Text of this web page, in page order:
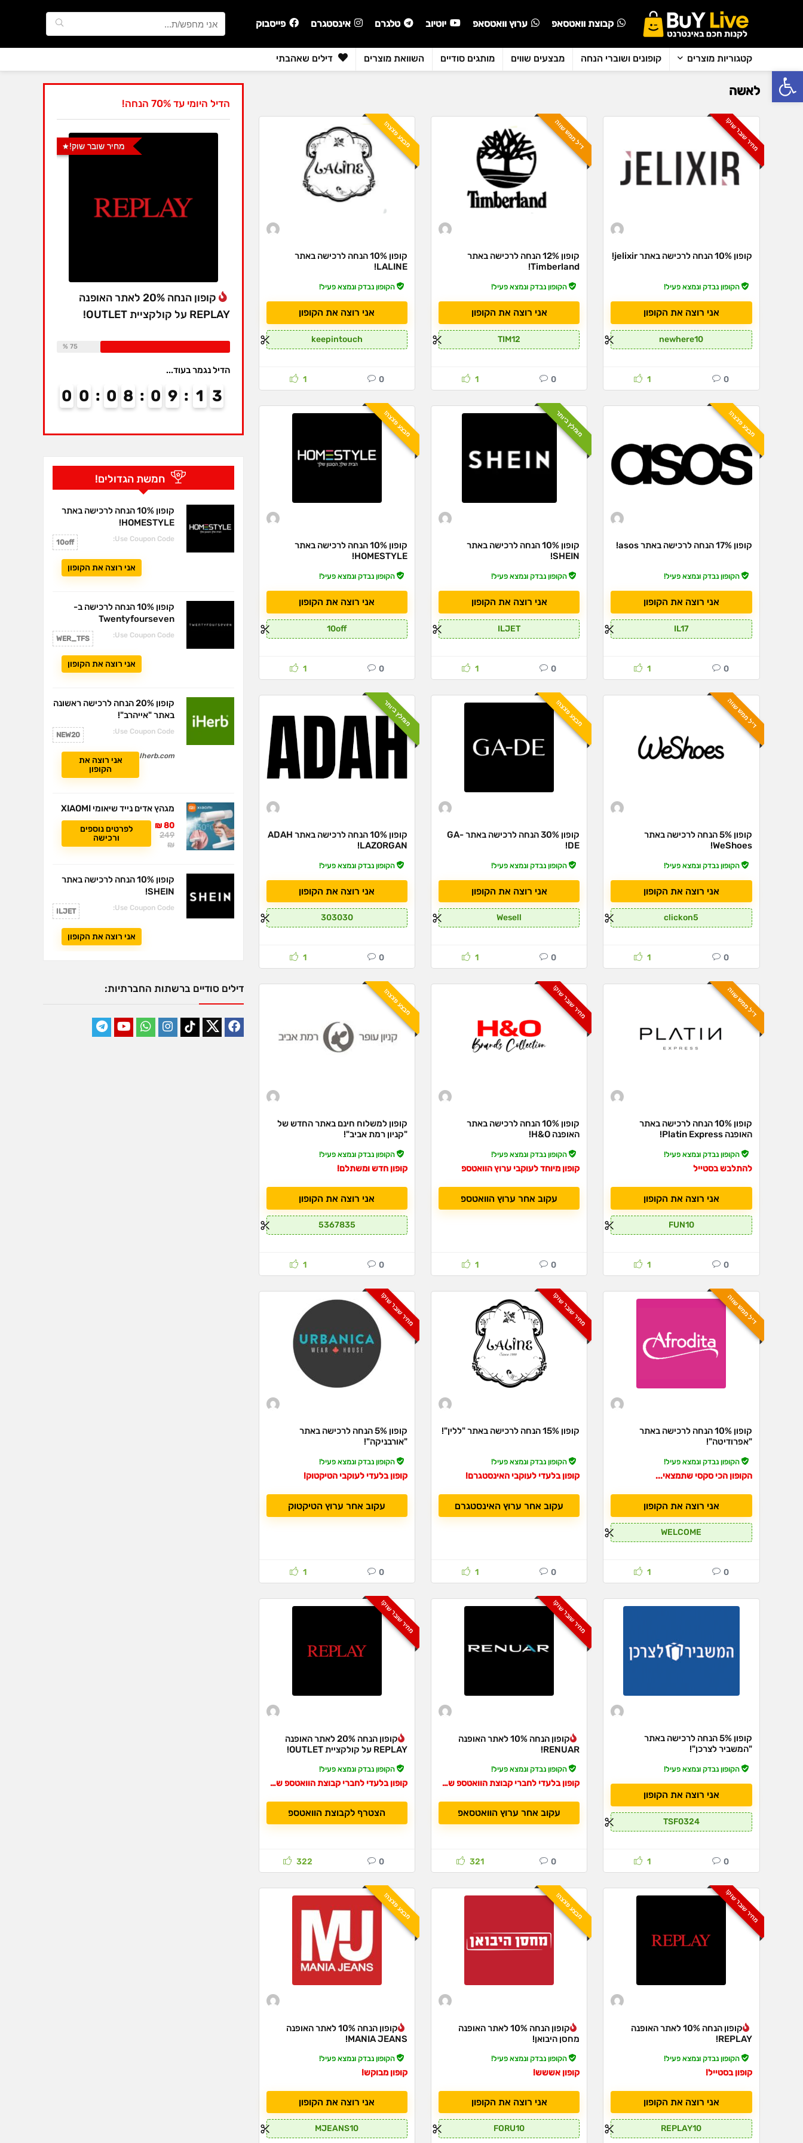
פתח סרגל נגישות
פייסבוק אינסטגרם טלגרם יוטיוב ערוץ וואטסאפ קבוצת וואטסאפ
קטגוריות מוצרים קופונים ושוברי הנחה מבצעים שווים מותגים סודיים השוואת מוצרים דילים שאהבתי
לאשה
מחיר שובר שוק!
קופון 10% הנחה לרכישה באתר jelixir!
הקופון נבדק ונמצא פעיל!
אני רוצה את הקופון
newhere10
1 0
דיל ממש שווה
קופון 12% הנחה לרכישה באתר
Timberland!
הקופון נבדק ונמצא פעיל!
אני רוצה את הקופון
TIM12
1 0
מבצע פצצה!
קופון 10% הנחה לרכישה באתר
LALINE!
הקופון נבדק ונמצא פעיל!
אני רוצה את הקופון
keepintouch
1 0
מבצע פצצה!
קופון 17% הנחה לרכישה באתר asos!
הקופון נבדק ונמצא פעיל!
אני רוצה את הקופון
IL17
1 0
מומלץ ביותר
קופון 10% הנחה לרכישה באתר
SHEIN!
הקופון נבדק ונמצא פעיל!
אני רוצה את הקופון
ILJET
1 0
מבצע פצצה!
קופון 10% הנחה לרכישה באתר
HOMESTYLE!
הקופון נבדק ונמצא פעיל!
אני רוצה את הקופון
10off
1 0
דיל ממש שווה
קופון 5% הנחה לרכישה באתר
WeShoes!
הקופון נבדק ונמצא פעיל!
אני רוצה את הקופון
clickon5
1 0
מבצע פצצה!
קופון 30% הנחה לרכישה באתר GA-
DE!
הקופון נבדק ונמצא פעיל!
אני רוצה את הקופון
Wesell
1 0
מומלץ ביותר
קופון 10% הנחה לרכישה באתר ADAH
LAZORGAN!
הקופון נבדק ונמצא פעיל!
אני רוצה את הקופון
303030
1 0
דיל ממש שווה
קופון 10% הנחה לרכישה באתר
האופנה Platin Express!
הקופון נבדק ונמצא פעיל!
להתלבש בסטייל
אני רוצה את הקופון
FUN10
1 0
מחיר שובר שוק!
קופון 10% הנחה לרכישה באתר
האופנה H&O!
הקופון נבדק ונמצא פעיל!
קופון מיוחד לעוקבי ערוץ הוואטספ
עקוב אחר ערוץ הוואטספ
1 0
מבצע פצצה!
קופון למשלוח חינם באתר החדש של
"קניון רמת אביב"!
הקופון נבדק ונמצא פעיל!
קופון חדש ומשתלם!
אני רוצה את הקופון
5367835
1 0
דיל ממש שווה
קופון 10% הנחה לרכישה באתר
"אפרודיטה"!
הקופון נבדק ונמצא פעיל!
הקופון הכי סקסי שתמצאי...
אני רוצה את הקופון
WELCOME
1 0
מחיר שובר שוק!
קופון 15% הנחה לרכישה באתר "ללין"!
הקופון נבדק ונמצא פעיל!
קופון בלעדי לעוקבי האינסטגרם!
עקוב אחר ערוץ האינסטגרם
1 0
מחיר שובר שוק!
קופון 5% הנחה לרכישה באתר
"אורבניקה"!
הקופון נבדק ונמצא פעיל!
קופון בלעדי לעוקבי הטיקטוק!
עקוב אחר ערוץ הטיקטוק
1 0
קופון 5% הנחה לרכישה באתר
"המשביר לצרכן"!
הקופון נבדק ונמצא פעיל!
אני רוצה את הקופון
TSF0324
1 0
מחיר שובר שוק!
קופון הנחה 10% לאתר האופנה
RENUAR!
הקופון נבדק ונמצא פעיל!
קופון בלעדי לחברי קבוצת הוואטספ שלנו!
עקוב אחר ערוץ הוואטסאפ
321 0
מחיר שובר שוק!
קופון הנחה 20% לאתר האופנה
REPLAY על קולקציית OUTLET!
הקופון נבדק ונמצא פעיל!
קופון בלעדי לחברי קבוצת הוואטספ שלנו!
הצטרף לקבוצת הוואטספ
322 0
מחיר שובר שוק!
קופון הנחה 10% לאתר האופנה
REPLAY!
הקופון נבדק ונמצא פעיל!
קופון בסטייל!
אני רוצה את הקופון
REPLAY10
מבצע פצצה!
קופון הנחה 10% לאתר האופנה
מחסן היבואן!
הקופון נבדק ונמצא פעיל!
קופון אששש!
אני רוצה את הקופון
FORU10
מבצע פצצה!
קופון הנחה 10% לאתר האופנה
MANIA JEANS!
הקופון נבדק ונמצא פעיל!
קופון מבוקש!
אני רוצה את הקופון
MJEANS10
הדיל היומי עד 70% הנחה!
מחיר שובר שוק!
קופון הנחה 20% לאתר האופנה
REPLAY על קולקציית OUTLET!
Available:
75 %
הדיל נגמר בעוד...
0 0 0 8 0 9 1 2
3
חמשת הגדולים!
קופון 10% הנחה לרכישה באתר
HOMESTYLE!
Use Coupon Code:
10off
אני רוצה את הקופון
קופון 10% הנחה לרכישה ב-
Twentyfourseven
Use Coupon Code:
WER_TFS
אני רוצה את הקופון
קופון 20% הנחה לרכישה ראשונה
באתר "אייהרב"!
Use Coupon Code:
NEW20
Iherb.com
אני רוצה את
הקופון
מגהץ אדים נייד שיאומי XIAOMI
80 ₪
249
₪
לפרטים נוספים
ורכישה
קופון 10% הנחה לרכישה באתר
SHEIN!
Use Coupon Code:
ILJET
אני רוצה את הקופון
דילים סודיים ברשתות החברתיות: